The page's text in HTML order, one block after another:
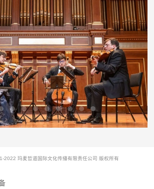
2022 玛麦哲道国际文化传播有限责任公司 版权所有